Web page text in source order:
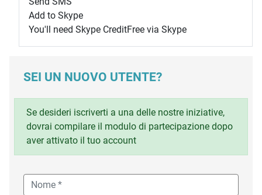
Add to Skype
You'll need Skype CreditFree via Skype
SEI UN NUOVO UTENTE?
Se desideri iscriverti a una delle nostre iniziative,
dovrai compilare il modulo di partecipazione dopo
aver attivato il tuo account